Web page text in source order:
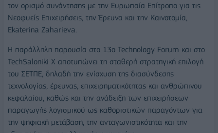
τον ορισμό συνάντησης με την Ευρωπαία Επίτροπο για τις
Νεοφυείς Επιχειρήσεις, την Έρευνα και την Καινοτομία,
Ekaterina Zaharieva.
Η παράλληλη παρουσία στο 13ο Technology Forum και στο
TechSaloniki X αποτυπώνει τη σταθερή στρατηγική επιλογή
του ΣΕΤΠΕ, δηλαδή την ενίσχυση της διασύνδεσης
τεχνολογίας, έρευνας, επιχειρηματικότητας και ανθρώπινου
κεφαλαίου, καθώς και την ανάδειξη των επιχειρήσεων
παραγωγής λογισμικού ως καθοριστικών παραγόντων για
την ψηφιακή μετάβαση, την ανταγωνιστικότητα και την